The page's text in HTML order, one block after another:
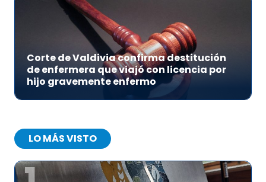
Corte de Valdivia confirma destitución
de enfermera que viajó con licencia por
hijo gravemente enfermo
LO MÁS VISTO